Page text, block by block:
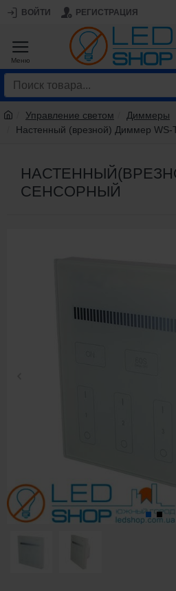
ВОЙТИ РЕГИСТРАЦИЯ
Управление светом
Диммеры
Настенный (врезной) Диммер WS-
СЕНСОРНЫЙ